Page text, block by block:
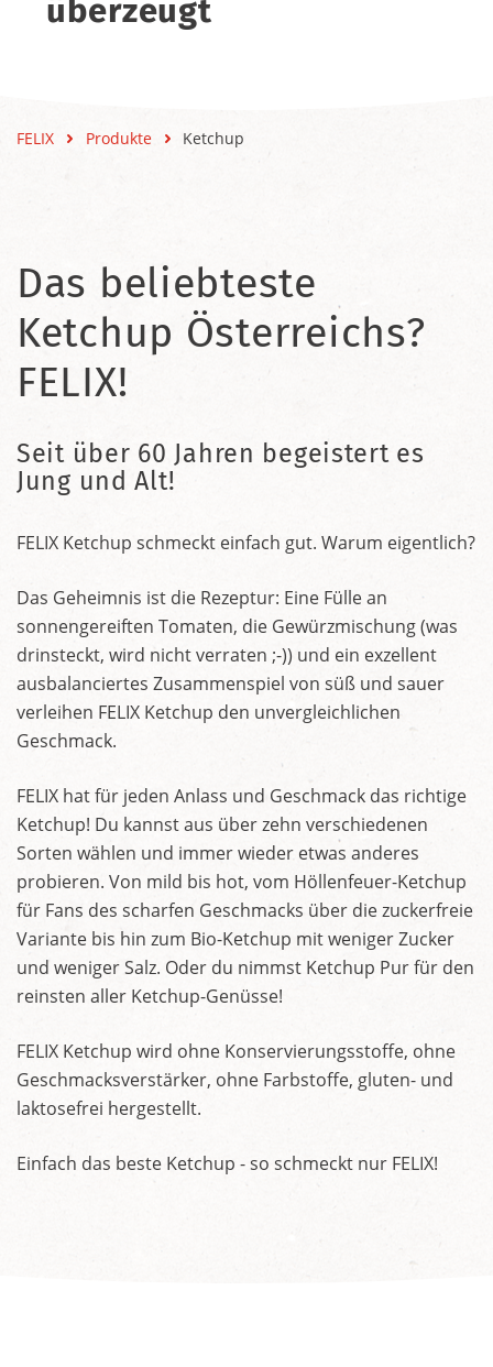
überzeugt
FELIX Produkte Ketchup
Das beliebteste
Ketchup Österreichs?
FELIX!
Seit über 60 Jahren begeistert es
Jung und Alt!
FELIX Ketchup schmeckt einfach gut. Warum eigentlich?
Das Geheimnis ist die Rezeptur: Eine Fülle an
sonnengereiften Tomaten, die Gewürzmischung (was
drinsteckt, wird nicht verraten ;-)) und ein exzellent
ausbalanciertes Zusammenspiel von süß und sauer
verleihen FELIX Ketchup den unvergleichlichen
Geschmack.
FELIX hat für jeden Anlass und Geschmack das richtige
Ketchup! Du kannst aus über zehn verschiedenen
Sorten wählen und immer wieder etwas anderes
probieren. Von mild bis hot, vom Höllenfeuer-Ketchup
für Fans des scharfen Geschmacks über die zuckerfreie
Variante bis hin zum Bio-Ketchup mit weniger Zucker
und weniger Salz. Oder du nimmst Ketchup Pur für den
reinsten aller Ketchup-Genüsse!
FELIX Ketchup wird ohne Konservierungsstoffe, ohne
Geschmacksverstärker, ohne Farbstoffe, gluten- und
laktosefrei hergestellt.
Einfach das beste Ketchup - so schmeckt nur FELIX!